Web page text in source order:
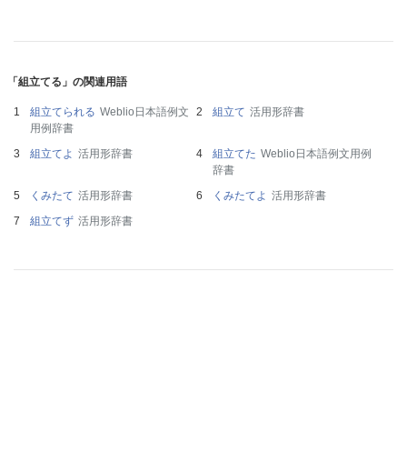
「組立てる」の関連用語
組立てられる Weblio日本語例文
用例辞書
組立て 活用形辞書
組立てよ 活用形辞書 組立てた Weblio日本語例文用例
辞書
くみたて 活用形辞書 くみたてよ 活用形辞書
組立てず 活用形辞書